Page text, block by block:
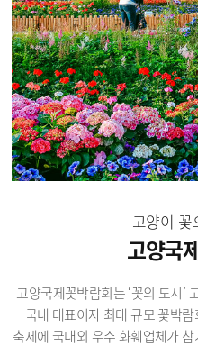
고양이 꽃
고양국
고양국제꽃박람회는 ‘꽃의 도시’
국내 대표이자 최대 규모 꽃박
축제에 국내외 우수 화훼업체가